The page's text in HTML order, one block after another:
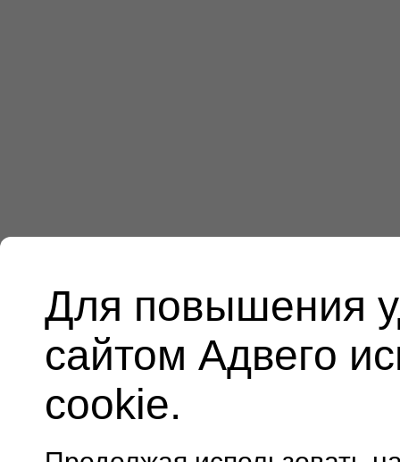
Для повышения
сайтом Адвего
cookie.